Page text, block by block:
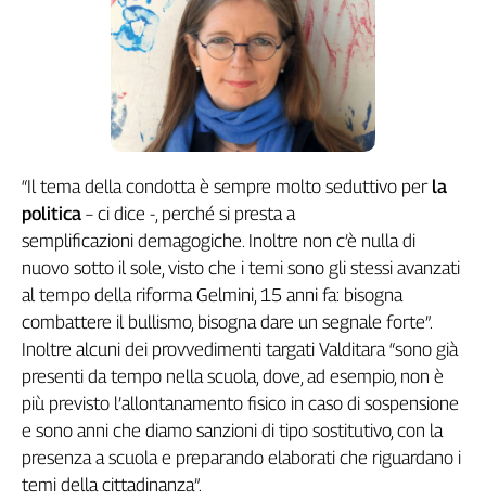
Inserti
Idea
Diffusa
InFlai
Le
trasmissioni
tv
Work
in
Progress
L'Italia
“Il tema della condotta è sempre molto seduttivo per la
politica – ci dice -, perché si presta a
semplificazioni demagogiche. Inoltre non c’è nulla di
nuovo sotto il sole, visto che i temi sono gli stessi avanzati
al tempo della riforma Gelmini, 15 anni fa: bisogna
combattere il bullismo, bisogna dare un segnale forte”.
Inoltre alcuni dei provvedimenti targati Valditara “sono già
presenti da tempo nella scuola, dove, ad esempio, non è
più previsto l’allontanamento fisico in caso di sospensione
e sono anni che diamo sanzioni di tipo sostitutivo, con la
presenza a scuola e preparando elaborati che riguardano i
temi della cittadinanza”.